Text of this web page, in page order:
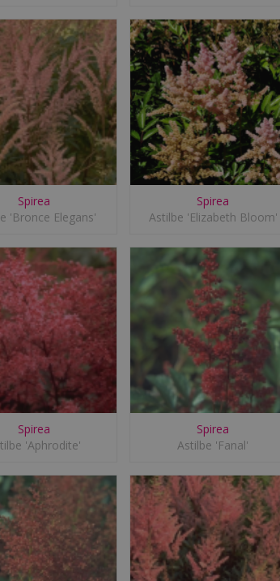
Spirea
'Bronce Elegans'
Spirea
Astilbe 'Elizabeth Bloom'
Spirea
'Aphrodite'
Spirea
Astilbe 'Fanal'